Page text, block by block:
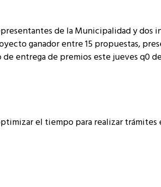
de la Municipalidad y dos
ganador entre 15 propuestas,
entrega de premios este jueves q0
el tiempo para realizar trámites